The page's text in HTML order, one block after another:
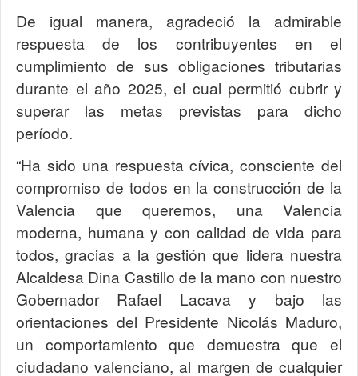
De igual manera, agradeció la admirable
respuesta de los contribuyentes en el
cumplimiento de sus obligaciones tributarias
durante el año 2025, el cual permitió cubrir y
superar las metas previstas para dicho
período.
“Ha sido una respuesta cívica, consciente del
compromiso de todos en la construcción de la
Valencia que queremos, una Valencia
moderna, humana y con calidad de vida para
todos, gracias a la gestión que lidera nuestra
Alcaldesa Dina Castillo de la mano con nuestro
Gobernador Rafael Lacava y bajo las
orientaciones del Presidente Nicolás Maduro,
un comportamiento que demuestra que el
ciudadano valenciano, al margen de cualquier